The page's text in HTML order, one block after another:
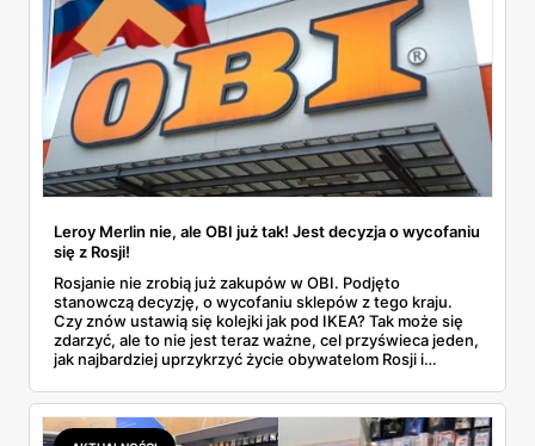
Leroy Merlin nie, ale OBI już tak! Jest decyzja o wycofaniu
się z Rosji!
Rosjanie nie zrobią już zakupów w OBI. Podjęto
stanowczą decyzję, o wycofaniu sklepów z tego kraju.
Czy znów ustawią się kolejki jak pod IKEA? Tak może się
zdarzyć, ale to nie jest teraz ważne, cel przyświeca jeden,
jak najbardziej uprzykrzyć życie obywatelom Rosji i